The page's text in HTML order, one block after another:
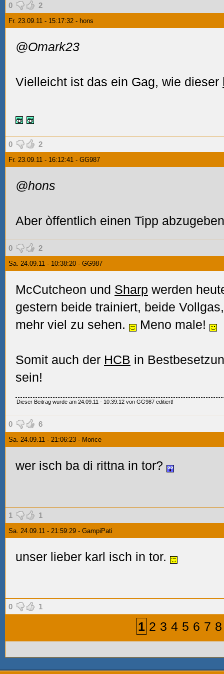
0 2
Fr. 23.09.11 - 15:17:32 - hons
@Omark23
Vielleicht ist das ein Gag, wie dieser
0 2
Fr. 23.09.11 - 16:12:41 - GG987
@hons
Aber òffentlich einen Tipp
0 2
Sa. 24.09.11 - 10:38:20 - GG987
McCutcheon und Sharp werden
gestern beide trainiert, beide
mehr viel zu sehen.
Meno male!
Somit auch der HCB in
sein!
Dieser Beitrag wurde am 24.09.11 - 10:39:12 von GG987 editiert!
0 6
Sa. 24.09.11 - 21:06:23 - Morice
wer isch ba di rittna in tor?
1 1
Sa. 24.09.11 - 21:59:29 - GampiPati
unser lieber karl isch in tor.
0 1
1 2 3 4 5 6 7 8